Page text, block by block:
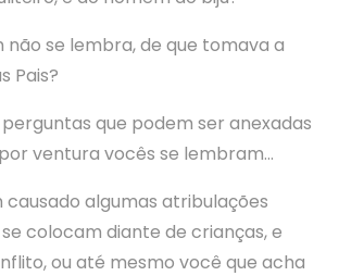
não se lembra, de que tomava a
Pais?
que podem ser anexadas
ventura vocês se lembram…
causado algumas atribulações
colocam diante de crianças, e
ou até mesmo você que acha